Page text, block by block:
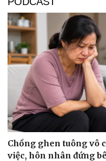
Chồng ghen tuông vô
việc, hôn nhân đứng